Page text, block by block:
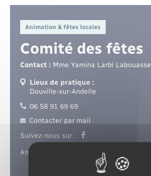
Santé - Social
Rénovation de l’habitat
Urbanisme
Animation & fêtes locales
Comité des fêtes
Contact : Mme Yamina Larbi Labouasse
Lieux de pratique :
Douville-sur-Andelle
06 58 91 69 69
Contacter par mail
Suivez-nous sur :
Animations de la commune.